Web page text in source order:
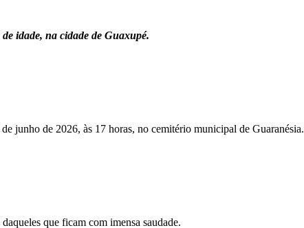
de idade, na cidade de Guaxupé.
junho de 2026, às 17 horas, no cemitério municipal de Guaranésia.
que ficam com imensa saudade.